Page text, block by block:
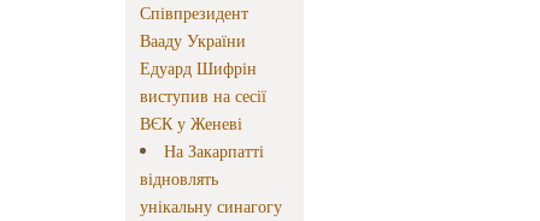
Співпрезидент
Вааду України
Едуард Шифрін
виступив на сесії
ВЄК у Женеві
На Закарпатті
відновлять
унікальну синагогу